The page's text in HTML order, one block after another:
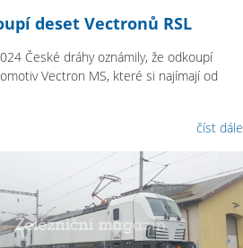
deset Vectronů RSL
České dráhy oznámily, že odkoupí
Vectron MS, které si najímají od
číst dále